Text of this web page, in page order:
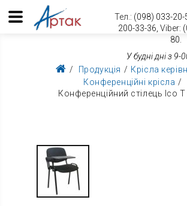
Тел.: (098) 033-20-
200-33-36, Viber:
80.
У будні дні з 9-
Продукція
Крісла
Конференційні крісла
Конференційний стілець Ісо